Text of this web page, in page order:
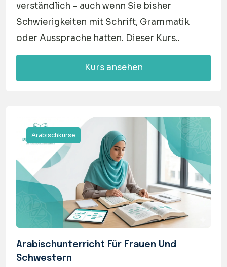
verständlich – auch wenn Sie bisher
Schwierigkeiten mit Schrift, Grammatik
oder Aussprache hatten. Dieser Kurs..
Kurs ansehen
Arabischkurse
Arabischunterricht Für Frauen Und
Schwestern